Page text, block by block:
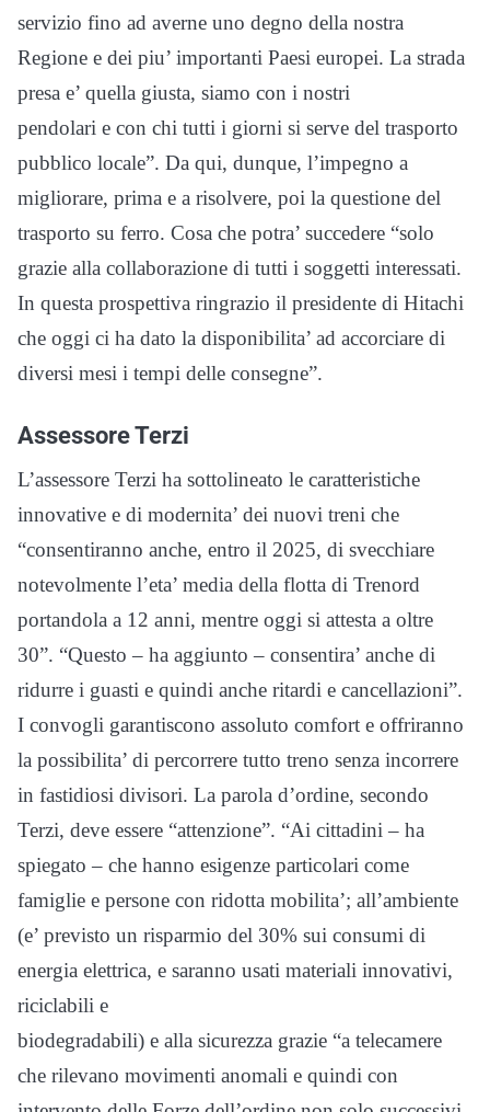
servizio fino ad averne uno degno della nostra
Regione e dei piu’ importanti Paesi europei. La strada
presa e’ quella giusta, siamo con i nostri
pendolari e con chi tutti i giorni si serve del trasporto
pubblico locale”. Da qui, dunque, l’impegno a
migliorare, prima e a risolvere, poi la questione del
trasporto su ferro. Cosa che potra’ succedere “solo
grazie alla collaborazione di tutti i soggetti interessati.
In questa prospettiva ringrazio il presidente di Hitachi
che oggi ci ha dato la disponibilita’ ad accorciare di
diversi mesi i tempi delle consegne”.
Assessore Terzi
L’assessore Terzi ha sottolineato le caratteristiche
innovative e di modernita’ dei nuovi treni che
“consentiranno anche, entro il 2025, di svecchiare
notevolmente l’eta’ media della flotta di Trenord
portandola a 12 anni, mentre oggi si attesta a oltre
30”. “Questo – ha aggiunto – consentira’ anche di
ridurre i guasti e quindi anche ritardi e cancellazioni”.
I convogli garantiscono assoluto comfort e offriranno
la possibilita’ di percorrere tutto treno senza incorrere
in fastidiosi divisori. La parola d’ordine, secondo
Terzi, deve essere “attenzione”. “Ai cittadini – ha
spiegato – che hanno esigenze particolari come
famiglie e persone con ridotta mobilita’; all’ambiente
(e’ previsto un risparmio del 30% sui consumi di
energia elettrica, e saranno usati materiali innovativi,
riciclabili e
biodegradabili) e alla sicurezza grazie “a telecamere
che rilevano movimenti anomali e quindi con